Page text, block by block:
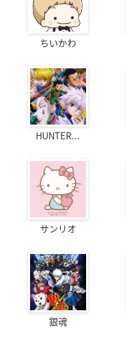
ちいかわ
HUNTER...
サンリオ
銀魂